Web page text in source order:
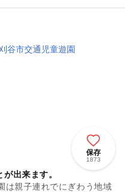
保存
1873
出来ます。
は親子連れでにぎわう地域